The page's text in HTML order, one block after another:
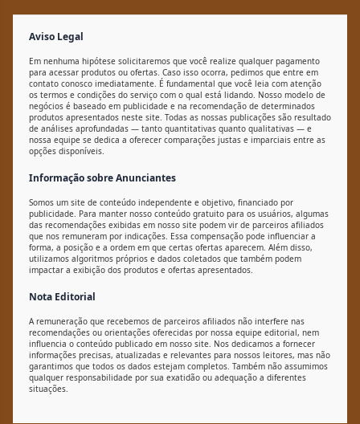
Aviso Legal
Em nenhuma hipótese solicitaremos que você realize qualquer pagamento
para acessar produtos ou ofertas. Caso isso ocorra, pedimos que entre em
contato conosco imediatamente. É fundamental que você leia com atenção
os termos e condições do serviço com o qual está lidando. Nosso modelo de
negócios é baseado em publicidade e na recomendação de determinados
produtos apresentados neste site. Todas as nossas publicações são resultado
de análises aprofundadas — tanto quantitativas quanto qualitativas — e
nossa equipe se dedica a oferecer comparações justas e imparciais entre as
opções disponíveis.
Informação sobre Anunciantes
Somos um site de conteúdo independente e objetivo, financiado por
publicidade. Para manter nosso conteúdo gratuito para os usuários, algumas
das recomendações exibidas em nosso site podem vir de parceiros afiliados
que nos remuneram por indicações. Essa compensação pode influenciar a
forma, a posição e a ordem em que certas ofertas aparecem. Além disso,
utilizamos algoritmos próprios e dados coletados que também podem
impactar a exibição dos produtos e ofertas apresentados.
Nota Editorial
A remuneração que recebemos de parceiros afiliados não interfere nas
recomendações ou orientações oferecidas por nossa equipe editorial, nem
influencia o conteúdo publicado em nosso site. Nos dedicamos a fornecer
informações precisas, atualizadas e relevantes para nossos leitores, mas não
garantimos que todos os dados estejam completos. Também não assumimos
qualquer responsabilidade por sua exatidão ou adequação a diferentes
situações.